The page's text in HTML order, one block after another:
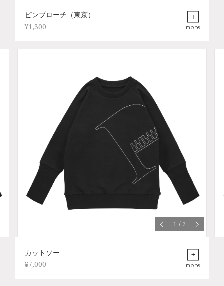
ピンブローチ（東京）
¥1,300
more
1 / 2
カットソー
¥7,000
more